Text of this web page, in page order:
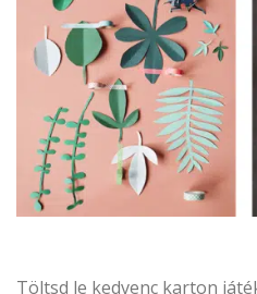
Töltsd le kedvenc karton